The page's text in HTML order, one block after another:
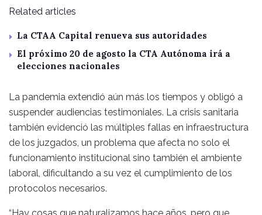
Related articles
La CTAA Capital renueva sus autoridades
El próximo 20 de agosto la CTA Autónoma irá a
elecciones nacionales
La pandemia extendió aún más los tiempos y obligó a
suspender audiencias testimoniales. La crisis sanitaria
también evidenció las múltiples fallas en infraestructura
de los juzgados, un problema que afecta no solo el
funcionamiento institucional sino también el ambiente
laboral, dificultando a su vez el cumplimiento de los
protocolos necesarios.